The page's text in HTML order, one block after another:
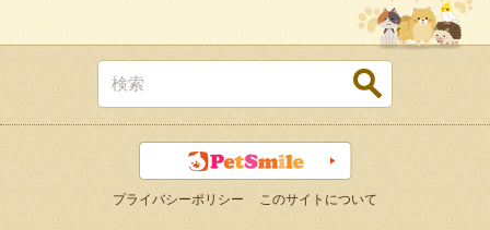
プライバシーポリシー このサイトについて